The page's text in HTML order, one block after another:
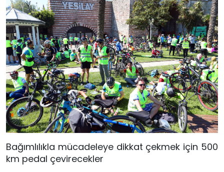
Bağımlılıkla mücadeleye dikkat çekmek için 500
km pedal çevirecekler